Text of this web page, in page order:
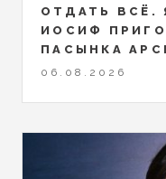
ОТДАТЬ ВСЁ.
ИОСИФ
ПАСЫНКА
06.08.2026